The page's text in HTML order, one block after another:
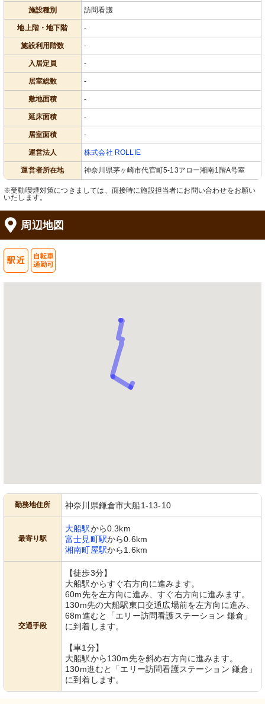
施設種別 訪問看護
地上階・地下階 -
施設利用階数 -
入居定員 -
居室総数 -
敷地面積 -
延床面積 -
居室面積 -
運営法人 株式会社 ROLLIE
運営者所在地 神奈川県茅ヶ崎市代官町5-13アロー湘南1階A号室
※受動喫煙対策につきましては、面接時に施設担当者にお問い合わせをお願い
いたします。
周辺地図
勤務地住所 神奈川県鎌倉市大船1-13-10
最寄り駅
大船駅から0.3km
富士見町駅から0.6km
湘南町屋駅から1.6km
交通手段
【徒歩3分】
大船駅からすぐ右方向に進みます。
60m先を左方向に進み、すぐ右方向に進みます。
130m先の大船駅東口交通広場前を左方向に進み、
68m進むと「エリー訪問看護ステーション 鎌倉」
に到着します。
【車1分】
大船駅から130m先を斜め右方向に進みます。
130m進むと「エリー訪問看護ステーション 鎌倉」
に到着します。